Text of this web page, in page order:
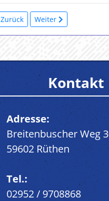
Zurück Weiter
Kontakt
Adresse:
Breitenbuscher Weg
59602 Rüthen
Tel.:
02952 / 9708868